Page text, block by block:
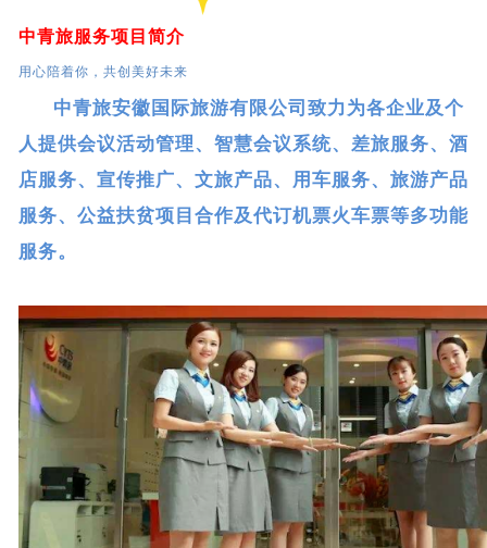
中青旅服务项目简介
用心陪着你，共创美好未来
中青旅安徽国际旅游有限公司致力为各企业及个
人提供会议活动管理、智慧会议系统、差旅服务、酒
店服务、宣传推广、文旅产品、用车服务、旅游产品
服务、公益扶贫项目合作及代订机票火车票等多功能
服务。